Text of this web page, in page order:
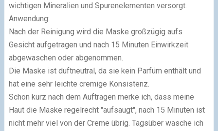
wichtigen Mineralien und Spurenelementen versorgt.
Anwendung:
Nach der Reinigung wird die Maske großzügig aufs
Gesicht aufgetragen und nach 15 Minuten Einwirkzeit
abgewaschen oder abgenommen.
Die Maske ist duftneutral, da sie kein Parfüm enthält und
hat eine sehr leichte cremige Konsistenz.
Schon kurz nach dem Auftragen merke ich, dass meine
Haut die Maske regelrecht "aufsaugt", nach 15 Minuten ist
nicht mehr viel von der Creme übrig. Tagsüber wasche ich